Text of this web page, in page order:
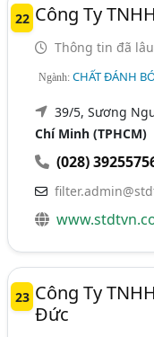
22 Công Ty
Thông tin đã
Ngành:CHẤT ĐÁNH
39/5, Sương
Chí Minh (TPHCM)
(028)
23 Công Ty
Đức